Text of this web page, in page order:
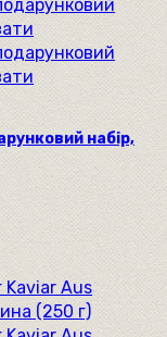
набір,